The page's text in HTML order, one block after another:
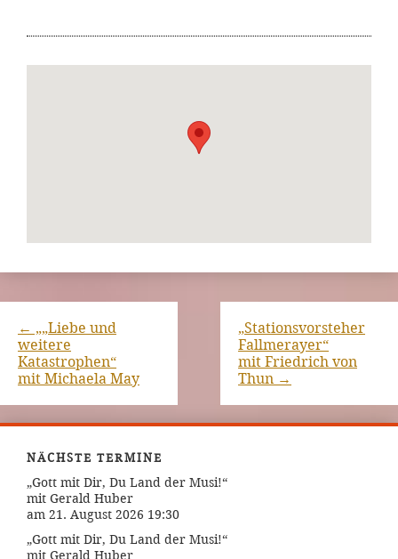
← „„Liebe und
weitere
Katastrophen“
mit Michaela May
„Stationsvorsteher
Fallmerayer“
mit Friedrich von
Thun →
NÄCHSTE TERMINE
„Gott mit Dir, Du Land der Musi!“
mit Gerald Huber
am 21. August 2026 19:30
„Gott mit Dir, Du Land der Musi!“
mit Gerald Huber